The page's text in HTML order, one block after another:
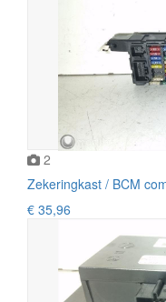
2
Zekeringkast / BCM
€ 35,96